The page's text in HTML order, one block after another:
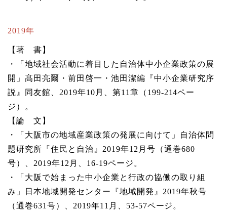
2019年
【著 書】
・「地域社会活動に着目した自治体中小企業政策の展
開」髙田亮爾・前田啓一・池田潔編『中小企業研究序
説』同友館、2019年10月、第11章（199-214ペー
ジ）。
【論 文】
・「大阪市の地域産業政策の発展に向けて」自治体問
題研究所『住民と自治』2019年12月号（通巻680
号）、2019年12月、16-19ページ。
・「大阪で始まった中小企業と行政の協働の取り組
み」日本地域開発センター『地域開発』2019年秋号
（通巻631号）、2019年11月、53-57ページ。